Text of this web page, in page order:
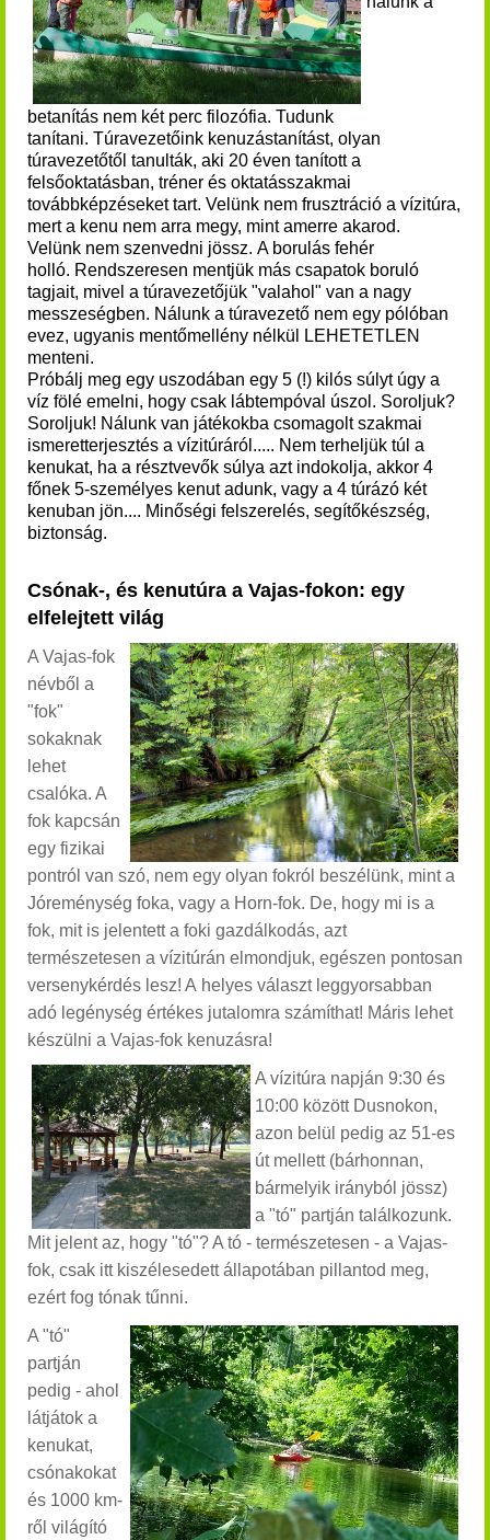
betanítás nem két perc filozófia. Tudunk
tanítani. Túravezetőink kenuzástanítást, olyan
túravezetőtől tanulták, aki 20 éven tanított a
felsőoktatásban, tréner és oktatásszakmai
továbbképzéseket tart. Velünk nem frusztráció a vízitúra,
mert a kenu nem arra megy, mint amerre akarod.
Velünk nem szenvedni jössz. A borulás fehér
holló. Rendszeresen mentjük más csapatok boruló
tagjait, mivel a túravezetőjük "valahol" van a nagy
messzeségben. Nálunk a túravezető nem egy pólóban
evez, ugyanis mentőmellény nélkül LEHETETLEN
menteni.
Próbálj meg egy uszodában egy 5 (!) kilós súlyt úgy a
víz fölé emelni, hogy csak lábtempóval úszol. Soroljuk?
Soroljuk! Nálunk van játékokba csomagolt szakmai
ismeretterjesztés a vízitúráról..... Nem terheljük túl a
kenukat, ha a résztvevők súlya azt indokolja, akkor 4
főnek 5-személyes kenut adunk, vagy a 4 túrázó két
kenuban jön.... Minőségi felszerelés, segítőkészség,
biztonság.
Csónak-, és kenutúra a Vajas-fokon: egy
elfelejtett világ
A Vajas-fok
névből a
"fok"
sokaknak
lehet
csalóka. A
fok kapcsán
egy fizikai
pontról van szó, nem egy olyan fokról beszélünk, mint a
Jóreménység foka, vagy a Horn-fok. De, hogy mi is a
fok, mit is jelentett a foki gazdálkodás, azt
természetesen a vízitúrán elmondjuk, egészen pontosan
versenykérdés lesz! A helyes választ leggyorsabban
adó legénység értékes jutalomra számíthat! Máris lehet
készülni a Vajas-fok kenuzásra!
A vízitúra napján 9:30 és
10:00 között Dusnokon,
azon belül pedig az 51-es
út mellett (bárhonnan,
bármelyik irányból jössz)
a "tó" partján találkozunk.
Mit jelent az, hogy "tó"? A tó - természetesen - a Vajas-
fok, csak itt kiszélesedett állapotában pillantod meg,
ezért fog tónak tűnni.
A "tó"
partján
pedig - ahol
látjátok a
kenukat,
csónakokat
és 1000 km-
ről világító